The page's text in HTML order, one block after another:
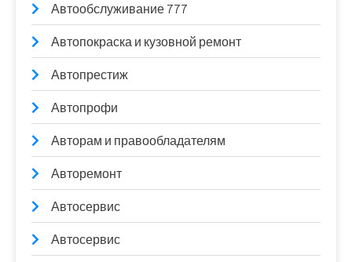
Автообслуживание 777
Автопокраска и кузовной ремонт
Автопрестиж
Автопрофи
Авторам и правообладателям
Авторемонт
Автосервис
Автосервис